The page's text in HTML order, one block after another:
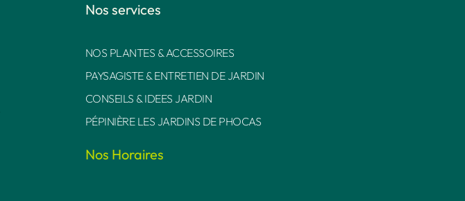
Nos services
NOS PLANTES & ACCESSOIRES
PAYSAGISTE & ENTRETIEN DE JARDIN
CONSEILS & IDEES JARDIN
PÉPINIÈRE LES JARDINS DE PHOCAS
Nos Horaires